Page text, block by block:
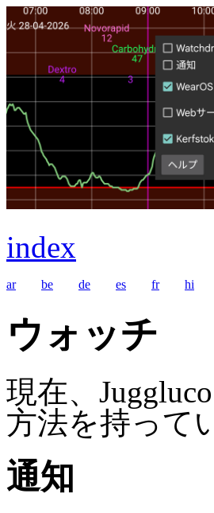
index
ar be de es fr hi
ウォッチ
現在、
方法を持って
通知